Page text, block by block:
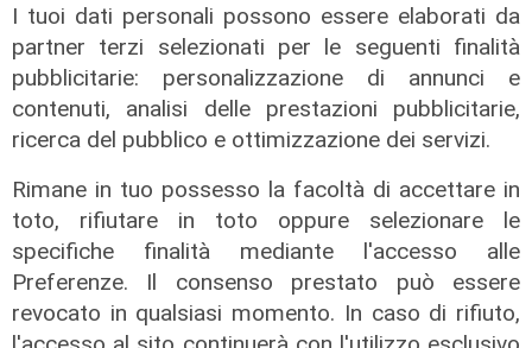
I tuoi dati personali possono essere elaborati da
partner terzi selezionati per le seguenti finalità
pubblicitarie: personalizzazione di annunci e
contenuti, analisi delle prestazioni pubblicitarie,
ricerca del pubblico e ottimizzazione dei servizi.
Rimane in tuo possesso la facoltà di accettare in
toto, rifiutare in toto oppure selezionare le
specifiche finalità mediante l'accesso alle
Preferenze. Il consenso prestato può essere
revocato in qualsiasi momento. In caso di rifiuto,
su skate park"
05/08/2026